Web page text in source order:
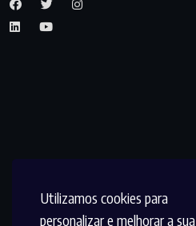
Utilizamos cookies para
personalizar e melhorar a sua